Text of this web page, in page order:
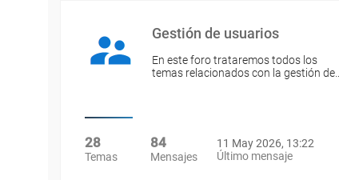
Gestión de usuarios
En este foro trataremos todos los
temas relacionados con la gestión de…
28
Temas
84
Mensajes
11 May 2026, 13:22
Último mensaje